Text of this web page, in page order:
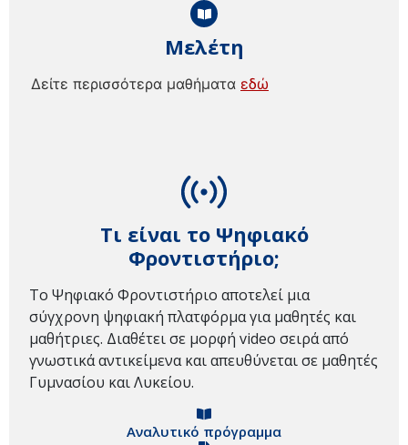
Τι είναι το Ψηφιακό
Φροντιστήριο;
Το Ψηφιακό Φροντιστήριο αποτελεί μια
σύγχρονη ψηφιακή πλατφόρμα για μαθητές και
μαθήτριες. Διαθέτει σε μορφή video σειρά από
γνωστικά αντικείμενα και απευθύνεται σε μαθητές
Γυμνασίου και Λυκείου.
Αναλυτικό πρόγραμμα
Μελέτη
Δείτε περισσότερα μαθήματα εδώ